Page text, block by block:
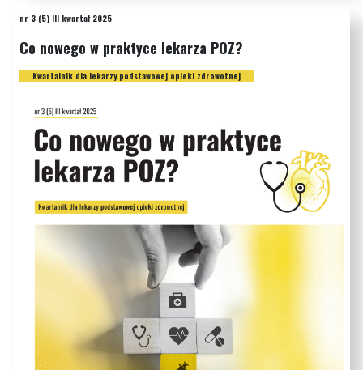
nr 3 (5) III kwartał 2025
Co nowego w praktyce lekarza POZ?
Kwartalnik dla lekarzy podstawowej opieki zdrowotnej